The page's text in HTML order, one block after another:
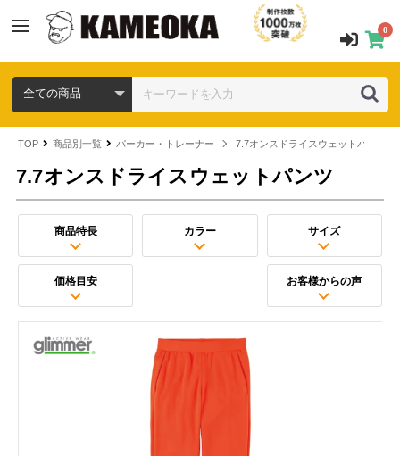
0
TOP 商品別一覧 パーカー・トレーナー 7.7オンスドライスウェットパンツ
7.7オンスドライスウェットパンツ
商品特長 カラー サイズ
価格目安 お客様からの声